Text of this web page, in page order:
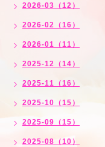
2026-03（12）
2026-02（16）
2026-01（11）
2025-12（14）
2025-11（16）
2025-10（15）
2025-09（15）
2025-08（10）